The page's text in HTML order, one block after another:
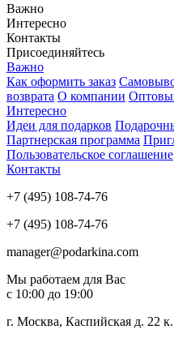
Важно
Интересно
Контакты
Присоединяйтесь
Важно
Как оформить заказ
возврата О компании
Интересно
Идеи для подарков
Партнерская программа
Пользовательское соглашение
Контакты
+7 (495) 108-74-76
+7 (495) 108-74-76
manager@podarkina.com
Мы работаем для Вас
с 10:00 до 19:00
г. Москва, Каспийская д. 22